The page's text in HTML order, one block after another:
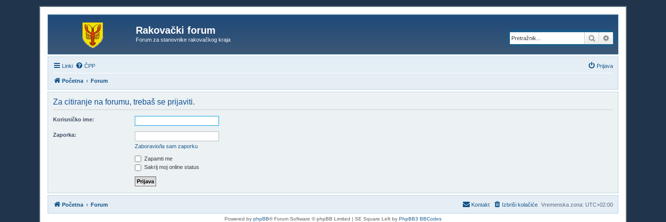
Rakovački forum
Forum za stanovnike rakovačkog kraja Pretražnik
Linki ČPP Prijava
Početna Forum
Za citiranje na forumu, trebaš se prijaviti.
Korisničko ime:
Zaporka:
Zaboravio/la sam zaporku
Zapamti me
Sakrij moj online status
Početna Forum Vremenska zona: UTC+02:00
Izbriši kolačiće
Kontakt
Powered by phpBB® Forum Software © phpBB Limited | SE Square Left by PhpBB3 BBCodes